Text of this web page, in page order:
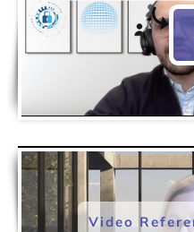
Video